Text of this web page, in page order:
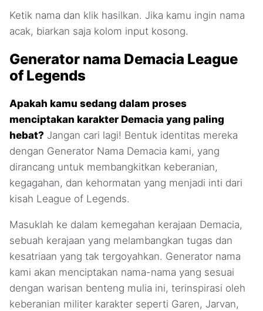
Ketik nama dan klik hasilkan. Jika kamu ingin nama
acak, biarkan saja kolom input kosong.
Generator nama Demacia League
of Legends
Apakah kamu sedang dalam proses
menciptakan karakter Demacia yang paling
hebat? Jangan cari lagi! Bentuk identitas mereka
dengan Generator Nama Demacia kami, yang
dirancang untuk membangkitkan keberanian,
kegagahan, dan kehormatan yang menjadi inti dari
kisah League of Legends.
Masuklah ke dalam kemegahan kerajaan Demacia,
sebuah kerajaan yang melambangkan tugas dan
kesatriaan yang tak tergoyahkan. Generator nama
kami akan menciptakan nama-nama yang sesuai
dengan warisan benteng mulia ini, terinspirasi oleh
keberanian militer karakter seperti Garen, Jarvan,